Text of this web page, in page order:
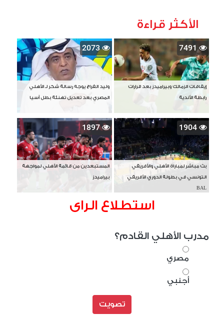
الأكثر قراءة
7491
إيقافات الزمالك وبيراميدز بعد قرارات
رابطة الأندية
2073
وليد الفراج يوجه رسالة شكر لـ الأهلي
المصري بعد تعديل تهنئة بطل آسيا
1904
بث مباشر لمباراة الأهلي والأفريقي
التونسي في بطولة الدوري الأفريقي
BAL
1897
المستبعدين من قائمة الأهلي لمواجهة
بيراميدز
استطلاع الراى
مدرب الأهلي القادم؟
مصري
أجنبي
تصويت